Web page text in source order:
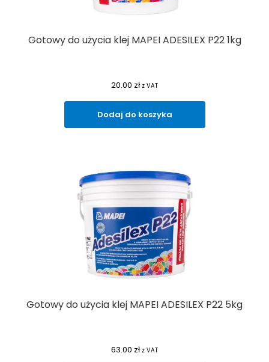
Gotowy do użycia klej MAPEI ADESILEX P22 1kg
20.00 zł z VAT
Dodaj do koszyka
Gotowy do użycia klej MAPEI ADESILEX P22 5kg
63.00 zł z VAT